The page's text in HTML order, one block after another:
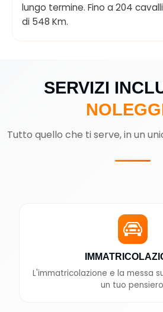
lungo termine. Fino a 204
di 548 Km.
SERVIZI
Tutto quello che ti serve, in un
L'immatricolazione e la messa
un tuo